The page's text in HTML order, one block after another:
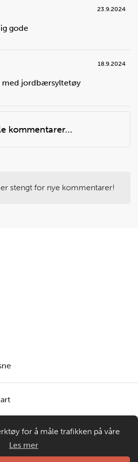
2 ts
23.9.2024
gode
18.9.2024
med jordbærsyltetøy
kommentarer...
stengt for nye kommentarer!
for å måle trafikken på våre
plasseres i din nettleser og
videreutvikling og drift av våre
Les mer